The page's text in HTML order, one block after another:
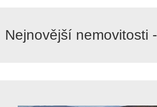
Nejnovější nemovitosti